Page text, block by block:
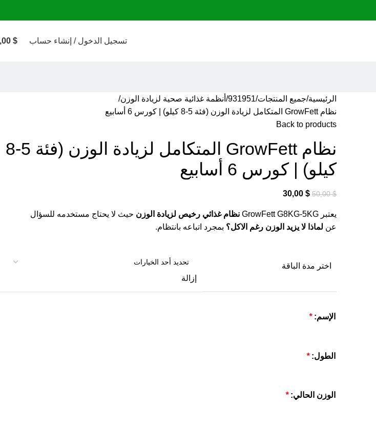
تسجيل الدخول / إنشاء حساب $
الرئيسية جميع المنتجات 931951 أنظمة غذائية صحية لزيادة الوزن
نظام GrowFett المتكامل لزيادة الوزن (فئة 5-8 كيلو) | كورس 6 أسابيع
Back to products
نظام GrowFett المتكامل لزيادة الوزن (فئة 5-8
كيلو) | كورس 6 أسابيع
50,00$
30,00 $
يعتبر GrowFett G8KG-5KG نظام غذائي رخيص لزيادة الوزن حيث لا يحتاج مستخدمه للسؤال
عن لماذا لا يزيد الوزن رغم الاكل؟ بمجرد اتباعه بانتظام.
اختر مدة الباقة
إزالة
الإسم:*
الطول:*
الوزن الحالي:*